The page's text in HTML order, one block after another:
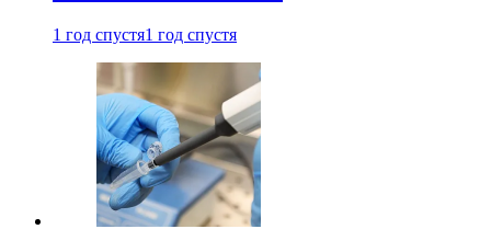
1 год спустя1 год спустя